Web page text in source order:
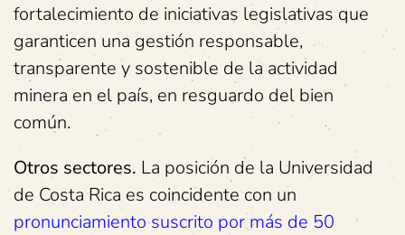
fortalecimiento de iniciativas legislativas que
garanticen una gestión responsable,
transparente y sostenible de la actividad
minera en el país, en resguardo del bien
común.
Otros sectores. La posición de la Universidad
de Costa Rica es coincidente con un
pronunciamiento suscrito por más de 50